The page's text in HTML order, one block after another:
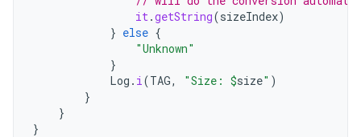
it.getString(sizeIndex)
} else {
"Unknown"
}
Log . i(TAG, "Size: $size" )
}
}
}